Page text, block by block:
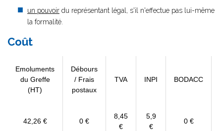
un pouvoir du représentant légal, s'il n'effectue pas lui-même
la formalité.
Coût
Emoluments
du Greffe
(HT)
Débours
/ Frais
postaux
TVA INPI BODACC
42,26 € 0 €
8,45
€
5,9
€
0 €